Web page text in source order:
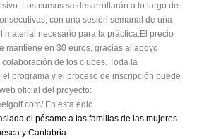
Los cursos se desarrollarán a lo largo de
con una sesión semanal de una
material necesario para la práctica.El precio
mantiene en 30 euros, gracias al apoyo
de los clubes. Toda la
programa y el proceso de inscripción puede
oficial del proyecto:
.En esta edic
el pésame a las familias de las mujeres
y Cantabria